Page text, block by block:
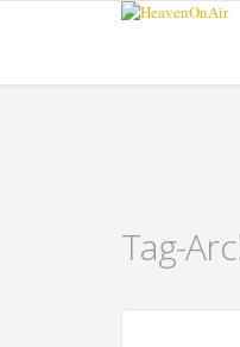
Tag-